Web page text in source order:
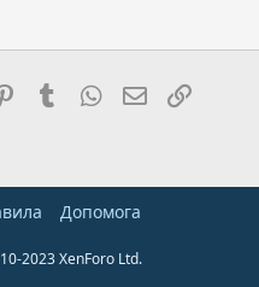
PinterestTumblrWhatsApp
E-mail
Дoпoмoга
2023 XenForo Ltd.